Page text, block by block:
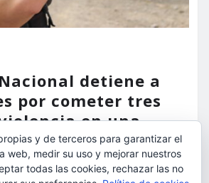
detiene a
por cometer tres
en una
Ago 7, 2026
y de terceros para garantizar el
web, medir su uso y mejorar nuestros
todas las cookies, rechazar las no